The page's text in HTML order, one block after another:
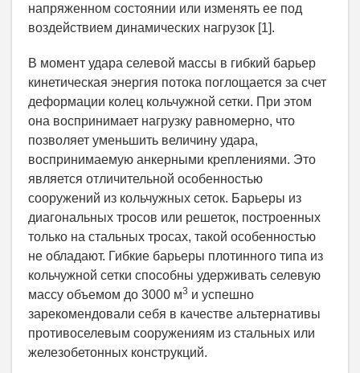
напряженном состоянии или изменять ее под
воздействием динамических нагрузок [1].
В момент удара селевой массы в гибкий барьер
кинетическая энергия потока поглощается за счет
деформации колец кольчужной сетки. При этом
она воспринимает нагрузку равномерно, что
позволяет уменьшить величину удара,
воспринимаемую анкерными креплениями. Это
является отличительной особенностью
сооружений из кольчужных сеток. Барьеры из
диагональных тросов или решеток, построенных
только на стальных тросах, такой особенностью
не обладают. Гибкие барьеры плотинного типа из
кольчужной сетки способны удерживать селевую
массу объемом до 3000 м3 и успешно
зарекомендовали себя в качестве альтернативы
противоселевым сооружениям из стальных или
железобетонных конструкций.